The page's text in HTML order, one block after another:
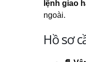
lệnh giao
ngoài.
Hồ sơ